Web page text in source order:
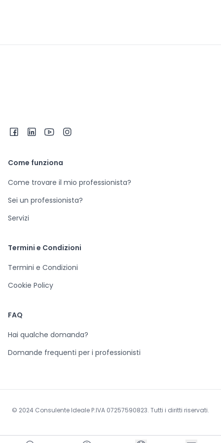
Come funziona
Come trovare il mio professionista?
Sei un professionista?
Servizi
Termini e Condizioni
Termini e Condizioni
Cookie Policy
FAQ
Hai qualche domanda?
Domande frequenti per i professionisti
© 2024 Consulente Ideale P.IVA 07257590823. Tutti i diritti riservati.